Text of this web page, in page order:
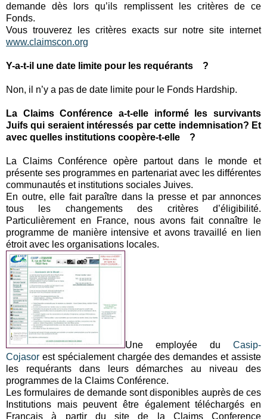
demande dès lors qu’ils remplissent les critères de ce
Fonds.
Vous trouverez les critères exacts sur notre site internet
www.claimscon.org
Y-a-t-il une date limite pour les requérants ?
Non, il n’y a pas de date limite pour le Fonds Hardship.
La Claims Conférence a-t-elle informé les survivants
Juifs qui seraient intéressés par cette indemnisation? Et
avec quelles institutions coopère-t-elle ?
La Claims Conférence opère partout dans le monde et
présente ses programmes en partenariat avec les différentes
communautés et institutions sociales Juives.
En outre, elle fait paraître dans la presse et par annonces
tous les changements des critères d’éligibilité.
Particulièrement en France, nous avons fait connaître le
programme de manière intensive et avons travaillé en lien
étroit avec les organisations locales.
Une employée du Casip-
Cojasor est spécialement chargée des demandes et assiste
les requérants dans leurs démarches au niveau des
programmes de la Claims Conférence.
Les formulaires de demande sont disponibles auprès de ces
Institutions mais peuvent être également téléchargés en
Français à partir du site de la Claims Conference